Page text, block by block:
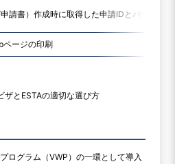
請書）作成時に取得した申請IDとバーコード
ページの印刷
ログラム（VWP）の一環として導入